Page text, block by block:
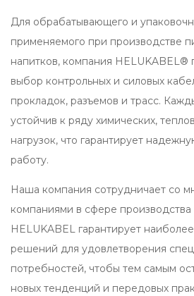
Для обрабатывающего и
применяемого при производстве
напитков, компания HELUKABEL®
выбор контрольных и силовых
прокладок, разъемов и трасс.
устойчив к ряду химических,
нагрузок, что гарантирует
работу.
Наша компания сотрудничает со
компаниями в сфере
HELUKABEL гарантирует
решений для удовлетворения
потребностей, чтобы тем самым
новых тенденций и передовых